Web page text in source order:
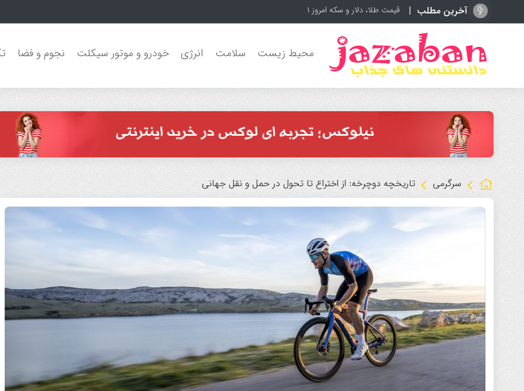
آخرین مطلب قیمت طلا، دلار و سکه امروز ۱۷ مرداد ۱۴۰۵؛ بازار در مسیر صعودی
محیط زیست سلامت انرژی خودرو و موتور سیکلت نجوم و فضا
سرگرمی تاریخچه دوچرخه: از اختراع تا تحول در حمل و نقل جهانی